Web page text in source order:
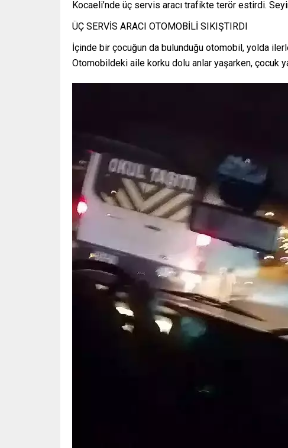
Kocaeli’nde üç servis aracı trafikte terör estirdi.
ÜÇ SERVİS ARACI OTOMOBİLİ SIKIŞTIRDI
İçinde bir çocuğun da bulunduğu otomobil, yolda
Otomobildeki aile korku dolu anlar yaşarken, çocuk